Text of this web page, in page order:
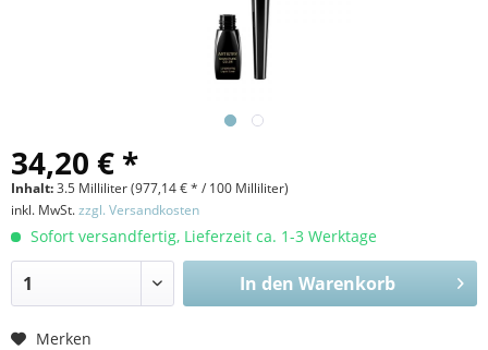
34,20 € *
Inhalt:3.5 Milliliter (977,14 €* / 100 Milliliter)
inkl. MwSt.zzgl. Versandkosten
Sofort versandfertig, Lieferzeit ca. 1-3 Werktage
In den Warenkorb
Merken